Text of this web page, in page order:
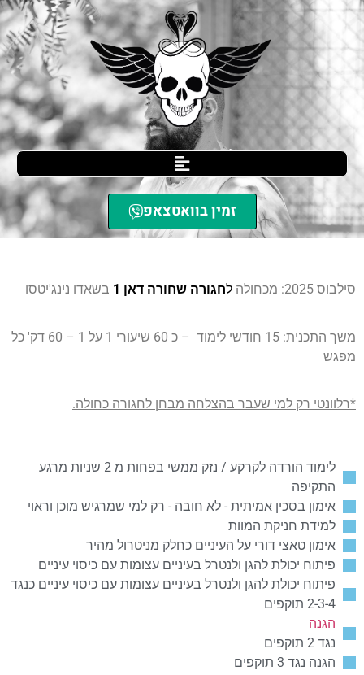
זמין בוואטצאפ
סילבוס 2025: מכחולה לחגורה שחורה דאן 1 בשאדו נינג'יטסו
משך התכנית: 15 חודשי לימוד – כ 60 שיעורי 1 על 1 – 60 דק' כל
מפגש
*רלוונטי רק למי שעבר בהצלחה מבחן לחגורה כחולה.
לימוד הורדה לקרקע / נזק ממשי בפחות מ 2 שניות מרגע
התקיפה
אימון בסכין אמיתית - לא חובה - רק למי שמרגיש מוכן וראוי
למידת חניקת המוות
אימון טאצי דורי על העיניים כחלק מניטרול מהיר
פיתוח יכולת להגן ולנטרל בעיניים עצומות עם כיסוי עיניים
פיתוח יכולת להגן ולנטרל בעיניים עצומות עם כיסוי עיניים כנגד
2-3-4 תוקפים
הגנה
נגד 2 תוקפים
הגנה נגד 3 תוקפים